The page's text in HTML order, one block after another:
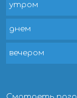
утром
днем
вечером